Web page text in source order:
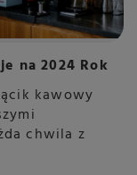
na 2024 Rok
kawowy
chwila z